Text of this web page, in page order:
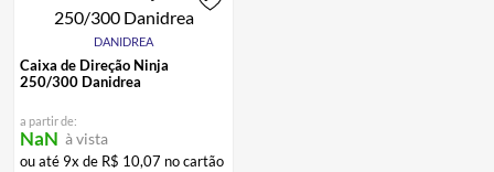
DANIDREA
Caixa de Direção Ninja
250/300 Danidrea
a partir de:
NaN à vista
ou até 9x de R$ 10,07 no cartão